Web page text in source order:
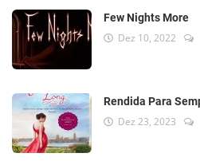
Few Nights More
Dez 10, 2022
Rendida Para
Dez 23, 2023